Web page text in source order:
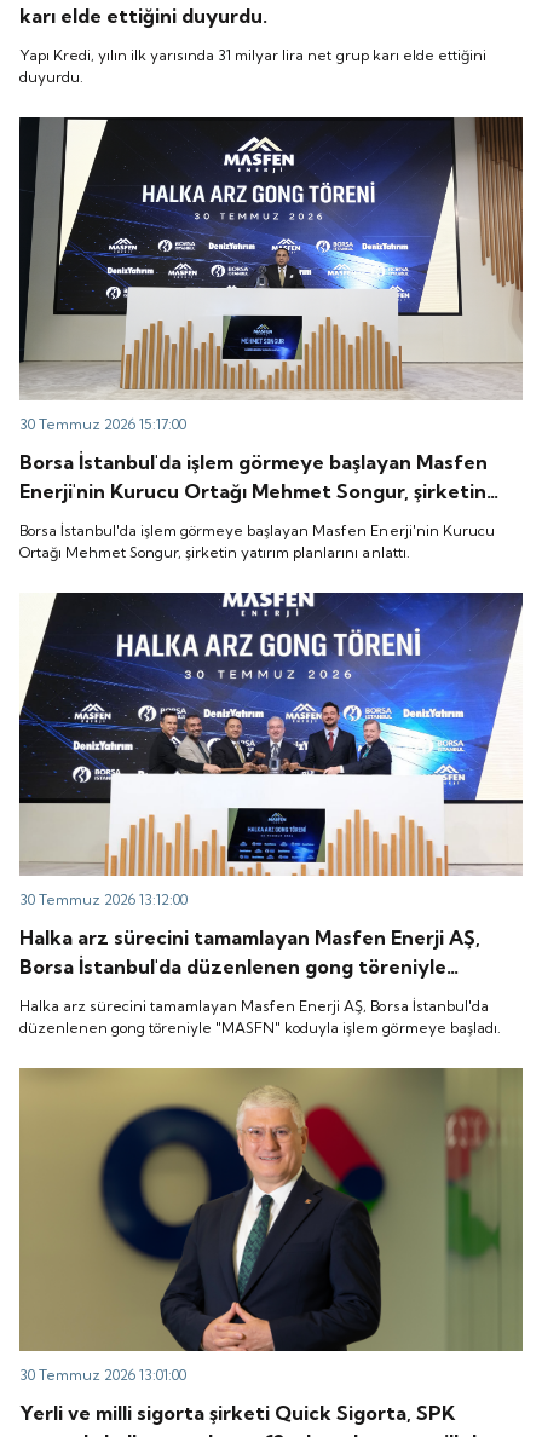
karı elde ettiğini duyurdu.
Yapı Kredi, yılın ilk yarısında 31 milyar lira net grup karı elde ettiğini
duyurdu.
30 Temmuz 2026 15:17:00
Borsa İstanbul'da işlem görmeye başlayan Masfen
Enerji'nin Kurucu Ortağı Mehmet Songur, şirketin
yatırım planlarını anlattı.
Borsa İstanbul'da işlem görmeye başlayan Masfen Enerji'nin Kurucu
Ortağı Mehmet Songur, şirketin yatırım planlarını anlattı.
30 Temmuz 2026 13:12:00
Halka arz sürecini tamamlayan Masfen Enerji AŞ,
Borsa İstanbul'da düzenlenen gong töreniyle
"MASFN" koduyla işlem görmeye başladı.
Halka arz sürecini tamamlayan Masfen Enerji AŞ, Borsa İstanbul'da
düzenlenen gong töreniyle "MASFN" koduyla işlem görmeye başladı.
30 Temmuz 2026 13:01:00
Yerli ve milli sigorta şirketi Quick Sigorta, SPK